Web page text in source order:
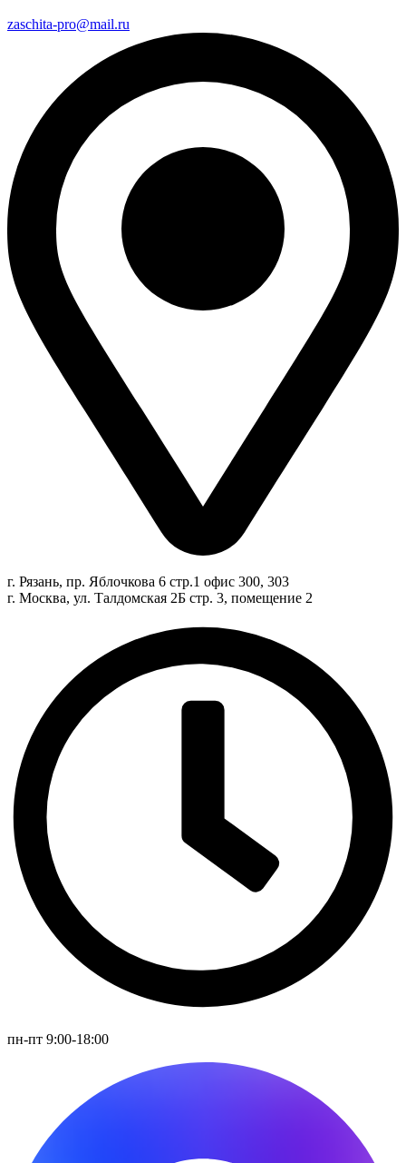
zaschita-pro@mail.ru
г. Рязань, пр. Яблочкова 6 стр.1 офис 300, 303
г. Москва, ул. Талдомская 2Б стр. 3, помещение 2
пн-пт 9:00-18:00